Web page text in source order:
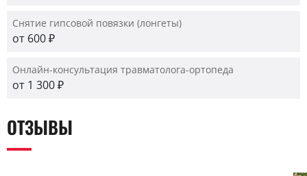
Снятие гипсовой повязки (лонгеты)
от 600 ₽
Онлайн-консультация травматолога-ортопеда
от 1 300 ₽
ОТЗЫВЫ